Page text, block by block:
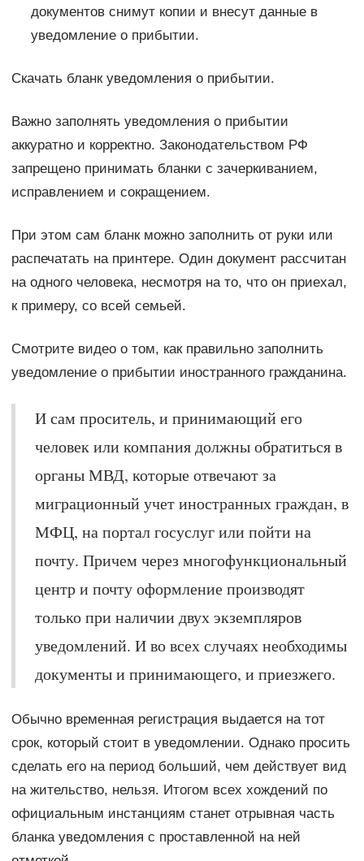
документов снимут копии и внесут данные в
уведомление о прибытии.
Скачать бланк уведомления о прибытии.
Важно заполнять уведомления о прибытии
аккуратно и корректно. Законодательством РФ
запрещено принимать бланки с зачеркиванием,
исправлением и сокращением.
При этом сам бланк можно заполнить от руки или
распечатать на принтере. Один документ рассчитан
на одного человека, несмотря на то, что он приехал,
к примеру, со всей семьей.
Смотрите видео о том, как правильно заполнить
уведомление о прибытии иностранного гражданина.
И сам проситель, и принимающий его
человек или компания должны обратиться в
органы МВД, которые отвечают за
миграционный учет иностранных граждан, в
МФЦ, на портал госуслуг или пойти на
почту. Причем через многофункциональный
центр и почту оформление производят
только при наличии двух экземпляров
уведомлений. И во всех случаях необходимы
документы и принимающего, и приезжего.
Обычно временная регистрация выдается на тот
срок, который стоит в уведомлении. Однако просить
сделать его на период больший, чем действует вид
на жительство, нельзя. Итогом всех хождений по
официальным инстанциям станет отрывная часть
бланка уведомления с проставленной на ней